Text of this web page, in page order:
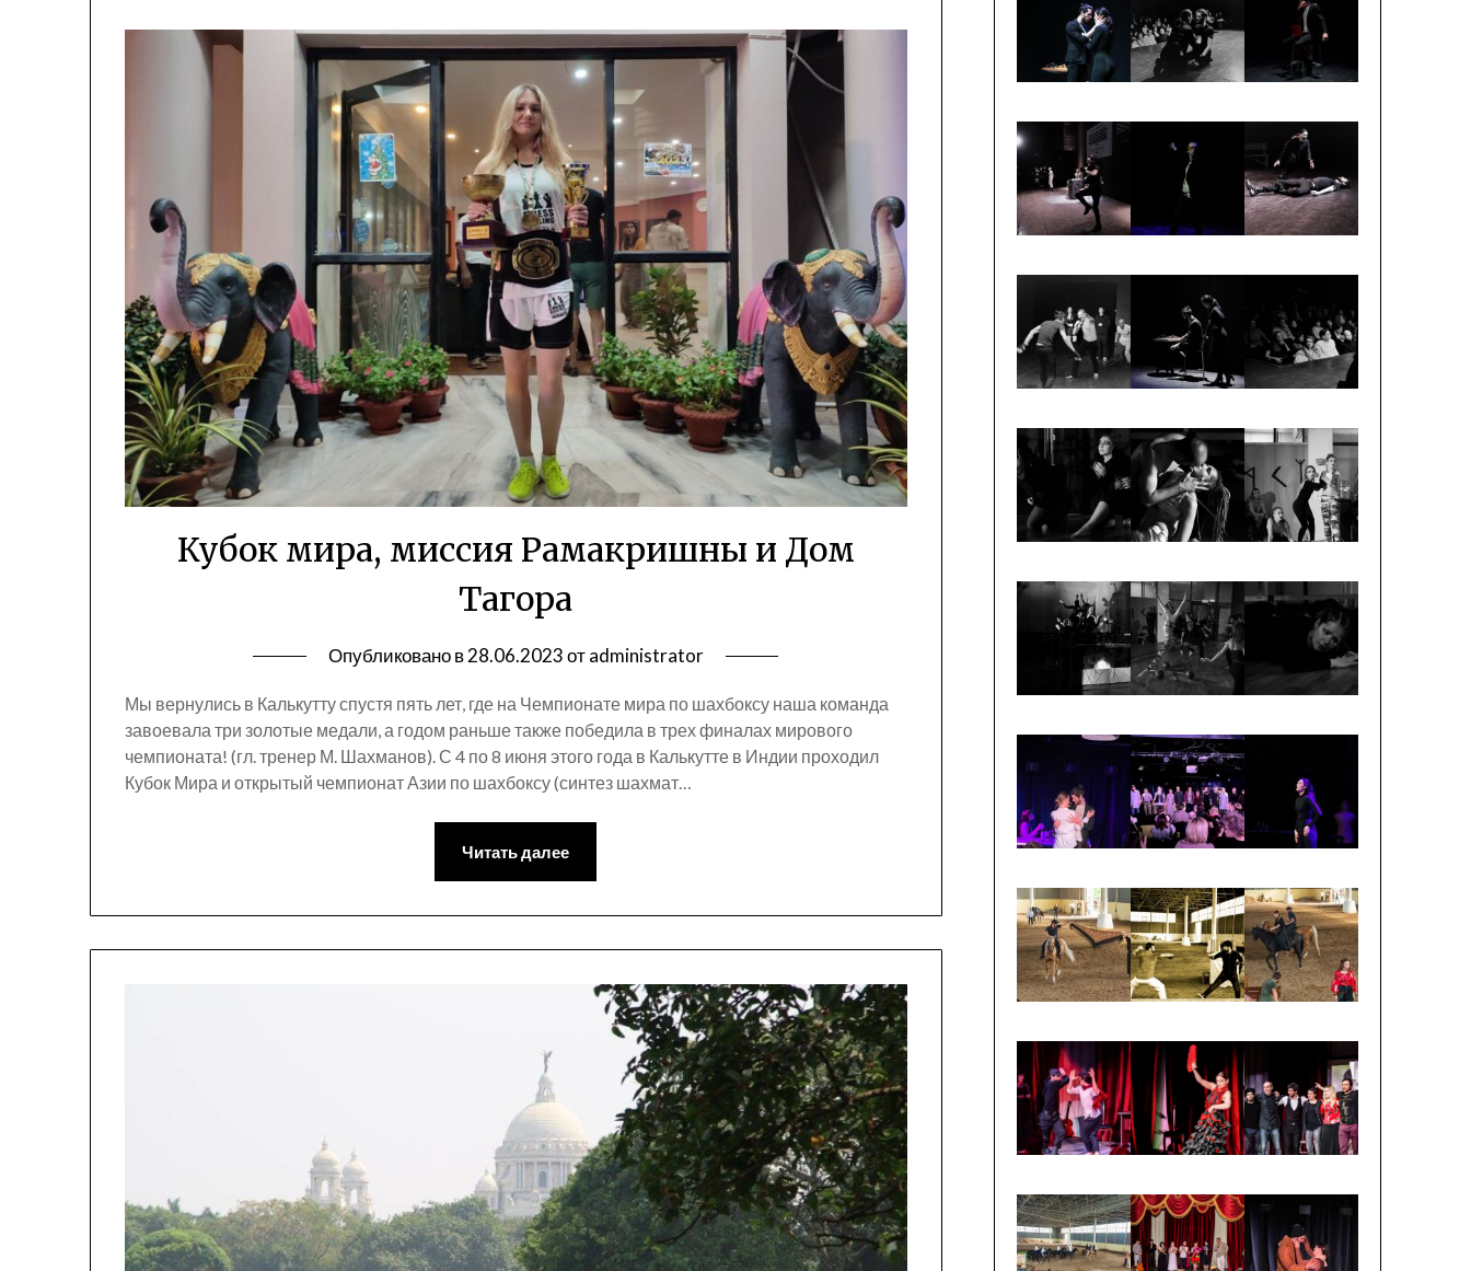
Кубок мира, миссия Рамакришны и Дом
Тагора
Опубликовано в28.06.2023отadministrator
Мы вернулись в Калькутту спустя пять лет, где на Чемпионате мира по шахбоксу наша команда
завоевала три золотые медали, а годом раньше также победила в трех финалах мирового
чемпионата! (гл. тренер М. Шахманов). С 4 по 8 июня этого года в Калькутте в Индии проходил
Кубок Мира и открытый чемпионат Азии по шахбоксу (синтез шахмат…
Читать далее